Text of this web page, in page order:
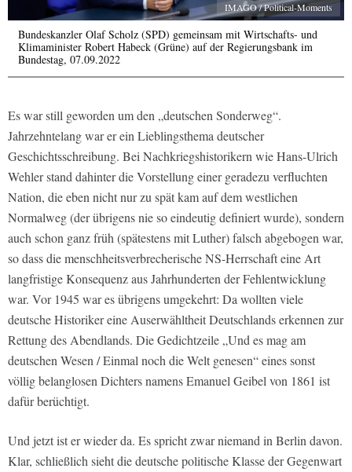
IMAGO / Political-Moments
Bundeskanzler Olaf Scholz (SPD) gemeinsam mit Wirtschafts- und
Klimaminister Robert Habeck (Grüne) auf der Regierungsbank im
Bundestag, 07.09.2022
Es war still geworden um den „deutschen Sonderweg“.
Jahrzehntelang war er ein Lieblingsthema deutscher
Geschichtsschreibung. Bei Nachkriegshistorikern wie Hans-Ulrich
Wehler stand dahinter die Vorstellung einer geradezu verfluchten
Nation, die eben nicht nur zu spät kam auf dem westlichen
Normalweg (der übrigens nie so eindeutig definiert wurde), sondern
auch schon ganz früh (spätestens mit Luther) falsch abgebogen war,
so dass die menschheitsverbrecherische NS-Herrschaft eine Art
langfristige Konsequenz aus Jahrhunderten der Fehlentwicklung
war. Vor 1945 war es übrigens umgekehrt: Da wollten viele
deutsche Historiker eine Auserwähltheit Deutschlands erkennen zur
Rettung des Abendlands. Die Gedichtzeile „Und es mag am
deutschen Wesen / Einmal noch die Welt genesen“ eines sonst
völlig belanglosen Dichters namens Emanuel Geibel von 1861 ist
dafür berüchtigt.
Und jetzt ist er wieder da. Es spricht zwar niemand in Berlin davon.
Klar, schließlich sieht die deutsche politische Klasse der Gegenwart